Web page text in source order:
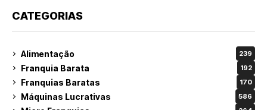
CATEGORIAS
Alimentação 239
Franquia Barata 192
Franquias Baratas 170
Máquinas Lucrativas 586